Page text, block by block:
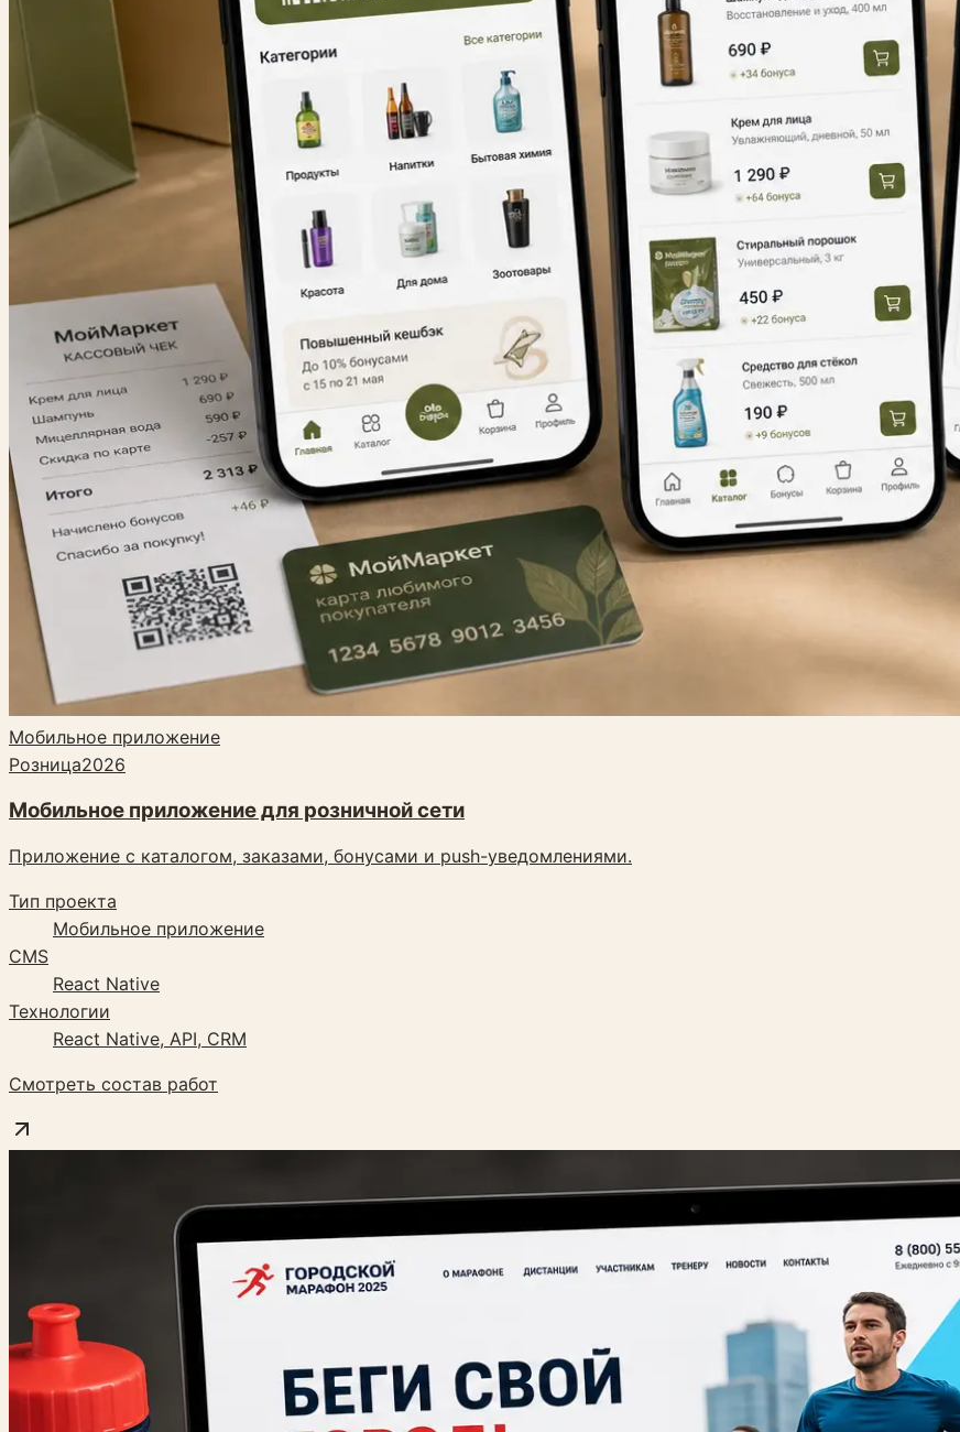
Мобильное приложение
Розница2026
Мобильное приложение для розничной сети
Приложение с каталогом, заказами, бонусами и push-уведомлениями.
Тип проекта
Мобильное приложение
CMS
React Native
Технологии
React Native, API, CRM
Смотреть состав работ